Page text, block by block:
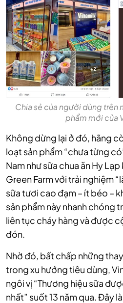
Chia sẻ của người dùng trên
phẩm mới của
Không dừng lại ở đó, hãng
loạt sản phẩm “chưa từng
Nam như sữa chua ăn Hy
Green Farm với trải nghiệm
sữa tươi cao đạm – ít béo –
sản phẩm này nhanh chóng
liên tục cháy hàng và được
đón.
Nhờ đó, bất chấp những
trong xu hướng tiêu dùng,
ngôi vị “Thương hiệu sữa
nhất” suốt 13 năm qua. Đây